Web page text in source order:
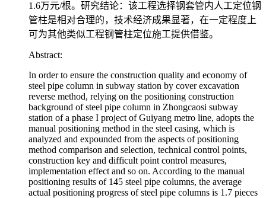
1.6万元/根。研究结论：该工程选择钢套管内人工定位钢
管柱是相对合理的，技术经济成果显著，在一定程度上
可为其他类似工程钢管柱定位施工提供借鉴。
Abstract:
In order to ensure the construction quality and economy of
steel pipe column in subway station by cover excavation
reverse method, relying on the positioning construction
background of steel pipe column in Zhongcaosi subway
station of a phase I project of Guiyang metro line, adopts the
manual positioning method in the steel casing, which is
analyzed and expounded from the aspects of positioning
method comparison and selection, technical control points,
construction key and difficult point control measures,
implementation effect and so on. According to the manual
positioning results of 145 steel pipe columns, the average
actual positioning progress of steel pipe columns is 1.7 pieces